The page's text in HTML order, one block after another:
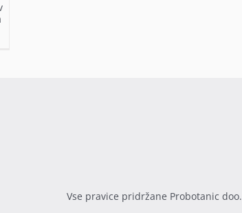
Vse pravice pridržane Probotanic doo.